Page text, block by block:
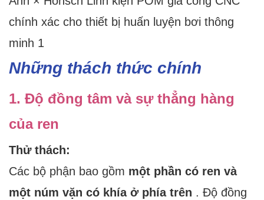
Những thách thức chính
1. Độ đồng tâm và sự thẳng hàng
của ren
Thử thách:
Các bộ phận bao gồm một phần có ren và
một núm vặn có khía ở phía trên . Độ đồng